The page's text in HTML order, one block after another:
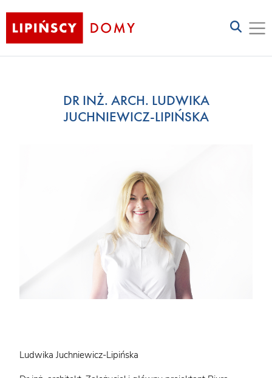
DR INŻ. ARCH. LUDWIKA
JUCHNIEWICZ-LIPIŃSKA
Ludwika Juchniewicz-Lipińska